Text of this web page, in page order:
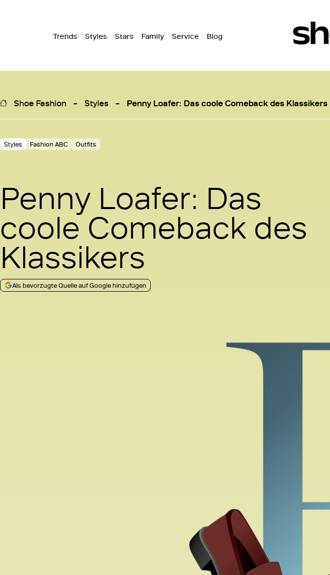
Trends Styles Stars Family Service Blog
Shoe Fashion Styles Penny Loafer: Das coole Comeback des Klassikers
Styles Fashion ABC Outfits
Penny Loafer: Das
coole Comeback des
Klassikers
Als bevorzugte Quelle auf Google hinzufügen